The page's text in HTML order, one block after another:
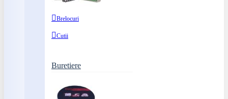
Brelocuri
Cutii
Buretiere